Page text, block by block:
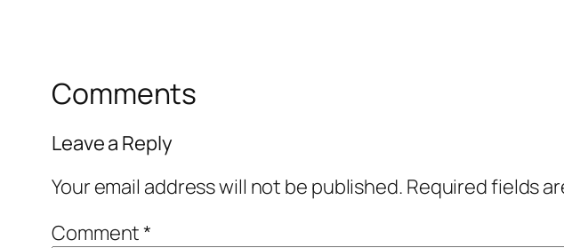
Comments
Leave a Reply
Your email address will not be published. Required fields
Comment*